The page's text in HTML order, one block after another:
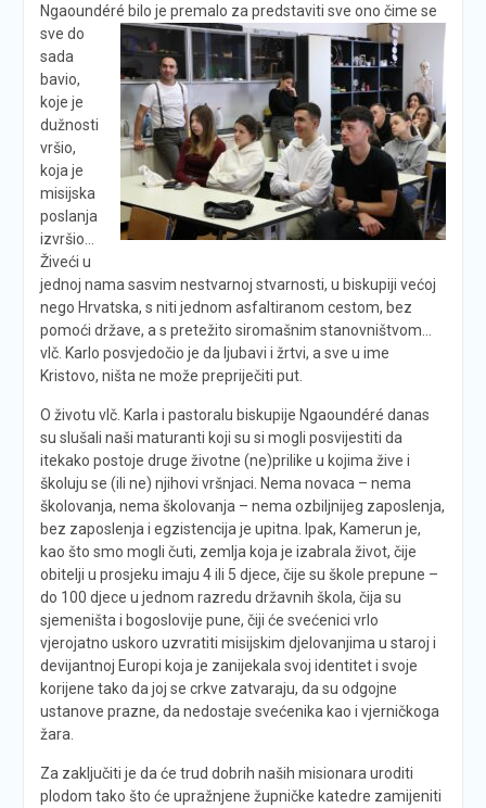
Ngaoundéré bilo je premalo za predstaviti sve ono čime se
sve do
sada
bavio,
koje je
dužnosti
vršio,
koja je
misijska
poslanja
izvršio…
Živeći u
jednoj nama sasvim nestvarnoj stvarnosti, u biskupiji većoj
nego Hrvatska, s niti jednom asfaltiranom cestom, bez
pomoći države, a s pretežito siromašnim stanovništvom…
vlč. Karlo posvjedočio je da ljubavi i žrtvi, a sve u ime
Kristovo, ništa ne može prepriječiti put.
O životu vlč. Karla i pastoralu biskupije Ngaoundéré danas
su slušali naši maturanti koji su si mogli posvijestiti da
itekako postoje druge životne (ne)prilike u kojima žive i
školuju se (ili ne) njihovi vršnjaci. Nema novaca – nema
školovanja, nema školovanja – nema ozbiljnijeg zaposlenja,
bez zaposlenja i egzistencija je upitna. Ipak, Kamerun je,
kao što smo mogli čuti, zemlja koja je izabrala život, čije
obitelji u prosjeku imaju 4 ili 5 djece, čije su škole prepune –
do 100 djece u jednom razredu državnih škola, čija su
sjemeništa i bogoslovije pune, čiji će svećenici vrlo
vjerojatno uskoro uzvratiti misijskim djelovanjima u staroj i
devijantnoj Europi koja je zanijekala svoj identitet i svoje
korijene tako da joj se crkve zatvaraju, da su odgojne
ustanove prazne, da nedostaje svećenika kao i vjerničkoga
žara.
Za zaključiti je da će trud dobrih naših misionara uroditi
plodom tako što će upražnjene župničke katedre zamijeniti